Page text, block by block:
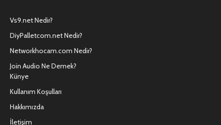
Vs9.net Nedir?
DiyPalletcom.net Nedir?
Networkhocam.com Nedir?
Join Audio Ne Demek?
Künye
Kullanım Koşulları
Hakkımızda
İletişim